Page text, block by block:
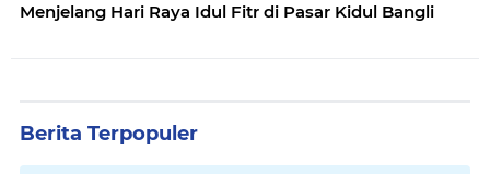
Menjelang Hari Raya Idul Fitr di Pasar Kidul Bangli
Berita Terpopuler